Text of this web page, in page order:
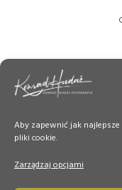
Aby zapewnić jak
pliki cookie.
Zarządzaj opcjami